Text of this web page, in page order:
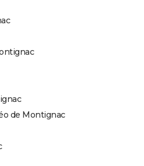
de Montignac